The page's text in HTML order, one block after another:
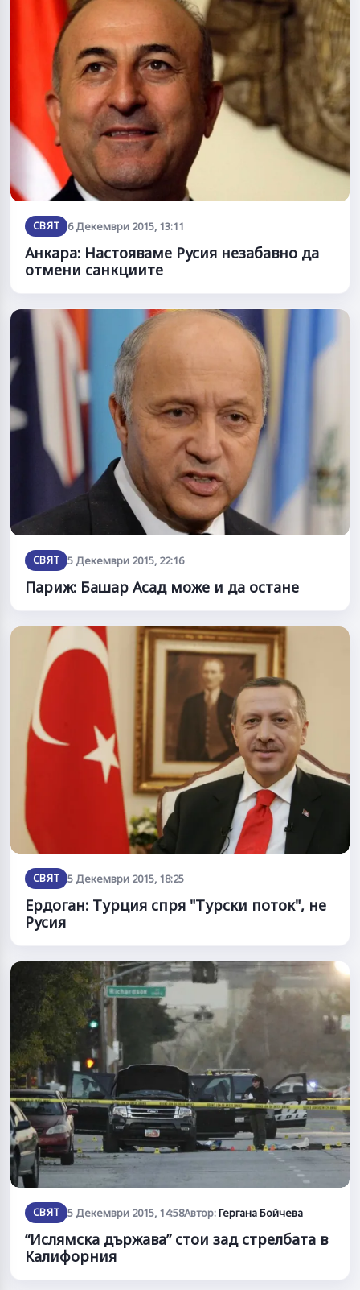
СВЯТ 6 Декември 2015, 13:11
Анкара: Настояваме Русия незабавно да
отмени санкциите
СВЯТ 5 Декември 2015, 22:16
Париж: Башар Асад може и да остане
СВЯТ 5 Декември 2015, 18:25
Ердоган: Турция спря "Турски поток", не
Русия
СВЯТ 5 Декември 2015, 14:58Автор:Гергана Бойчева
“Ислямска държава” стои зад стрелбата в
Калифорния